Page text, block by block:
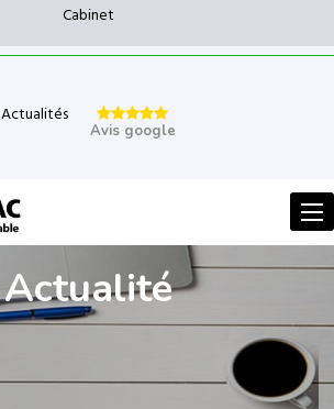
Cabinet
Actualités
Avis google
Actualité